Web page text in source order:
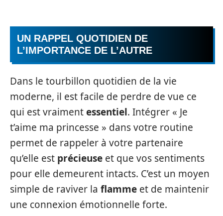
UN RAPPEL QUOTIDIEN DE
L’IMPORTANCE DE L’AUTRE
Dans le tourbillon quotidien de la vie
moderne, il est facile de perdre de vue ce
qui est vraimentessentiel. Intégrer « Je
t’aime ma princesse » dans votre routine
permet de rappeler à votre partenaire
qu’elle est précieuse et que vos sentiments
pour elle demeurent intacts. C’est un moyen
simple de raviver la flamme et de maintenir
une connexion émotionnelle forte.